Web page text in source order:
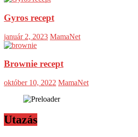
Gyros recept
január 2, 2023 MamaNet
Brownie recept
október 10, 2022 MamaNet
Utazás